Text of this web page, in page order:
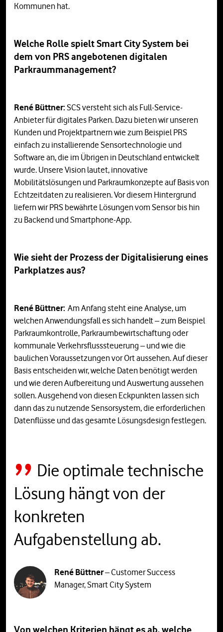
Kommunen hat.
Welche Rolle spielt Smart City System bei
dem von PRS angebotenen digitalen
Parkraummanagement?
René Büttner: SCS versteht sich als Full-Service-
Anbieter für digitales Parken. Dazu bieten wir unseren
Kunden und Projektpartnern wie zum Beispiel PRS
einfach zu installierende Sensortechnologie und
Software an, die im Übrigen in Deutschland entwickelt
wurde. Unsere Vision lautet, innovative
Mobilitätslösungen und Parkraumkonzepte auf Basis von
Echtzeitdaten zu realisieren. Vor diesem Hintergrund
liefern wir PRS bewährte Lösungen vom Sensor bis hin
zu Backend und Smartphone-App.
Wie sieht der Prozess der Digitalisierung eines
Parkplatzes aus?
René Büttner: Am Anfang steht eine Analyse, um
welchen Anwendungsfall es sich handelt – zum Beispiel
Parkraumkontrolle, Parkraumbewirtschaftung oder
kommunale Verkehrsflusssteuerung – und wie die
baulichen Voraussetzungen vor Ort aussehen. Auf dieser
Basis entscheiden wir, welche Daten benötigt werden
und wie deren Aufbereitung und Auswertung aussehen
sollen. Ausgehend von diesen Eckpunkten lassen sich
dann das zu nutzende Sensorsystem, die erforderlichen
Datenflüsse und das gesamte Lösungsdesign festlegen.
Die optimale technische
Lösung hängt von der
konkreten
Aufgabenstellung ab.
René Büttner– Customer Success
Manager, Smart City System